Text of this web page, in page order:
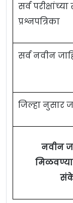
सर्व
प्रश्नपत्रिका
सर्व नवीन
जिल्हा नुसार
नवीन